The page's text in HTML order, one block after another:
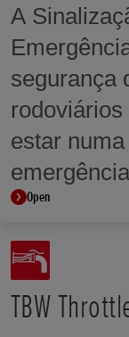
a reduzir a
elimina os
não é
da
Além
a alavanca
em
A
segurança
estar
durante
súbita.
Open
TBW